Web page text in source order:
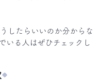
したらいいのか分からな
いる人はぜひチェックし